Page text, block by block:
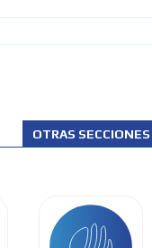
OTRAS SECCIONES